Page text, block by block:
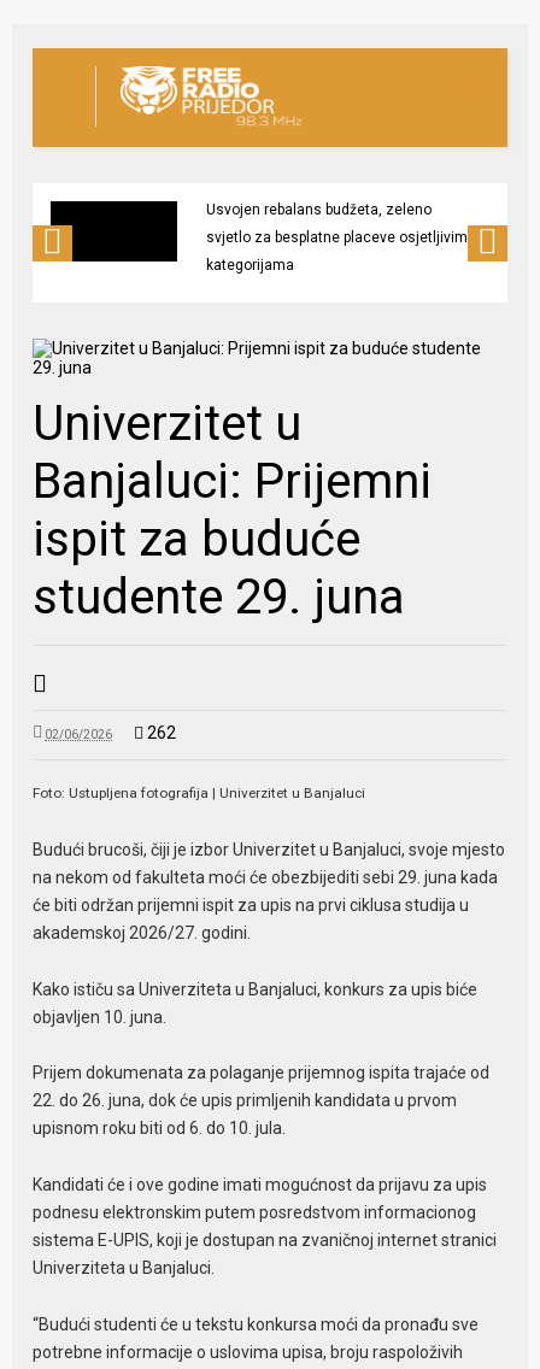
Usvojen rebalans budžeta, zeleno
svjetlo za besplatne placeve osjetljivim
kategorijama
Univerzitet u
Banjaluci: Prijemni
ispit za buduće
studente 29. juna
02/06/2026 262
Foto: Ustupljena fotografija | Univerzitet u Banjaluci
Budući brucoši, čiji je izbor Univerzitet u Banjaluci, svoje mjesto
na nekom od fakulteta moći će obezbijediti sebi 29. juna kada
će biti održan prijemni ispit za upis na prvi ciklusa studija u
akademskoj 2026/27. godini.
Kako ističu sa Univerziteta u Banjaluci, konkurs za upis biće
objavljen 10. juna.
Prijem dokumenata za polaganje prijemnog ispita trajaće od
22. do 26. juna, dok će upis primljenih kandidata u prvom
upisnom roku biti od 6. do 10. jula.
Kandidati će i ove godine imati mogućnost da prijavu za upis
podnesu elektronskim putem posredstvom informacionog
sistema E-UPIS, koji je dostupan na zvaničnoj internet stranici
Univerziteta u Banjaluci.
“Budući studenti će u tekstu konkursa moći da pronađu sve
potrebne informacije o uslovima upisa, broju raspoloživih